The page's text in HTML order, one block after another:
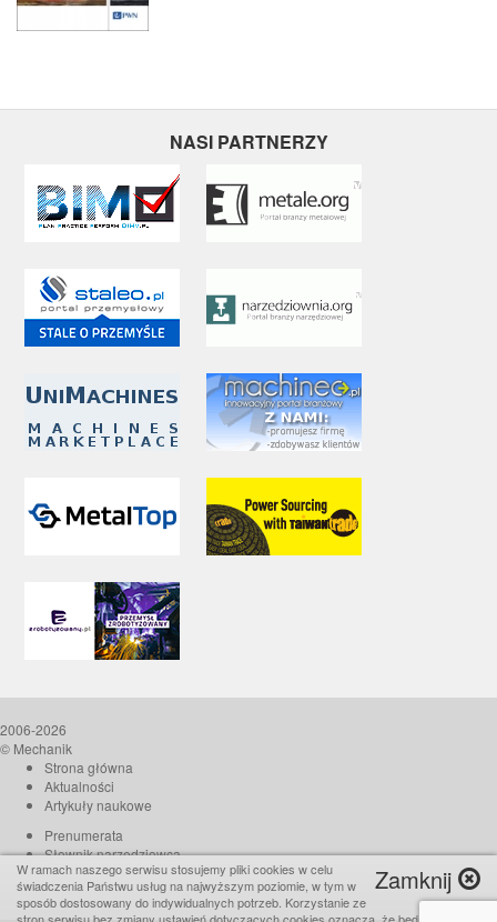
NASI PARTNERZY
2006-2026
© Mechanik
Strona główna
Aktualności
Artykuły naukowe
Prenumerata
Słownik narzędziowca
O czasopiśmie
Reklama
Zamknij
W ramach naszego serwisu stosujemy pliki cookies w celu
świadczenia Państwu usług na najwyższym poziomie, w tym w
sposób dostosowany do indywidualnych potrzeb. Korzystanie ze